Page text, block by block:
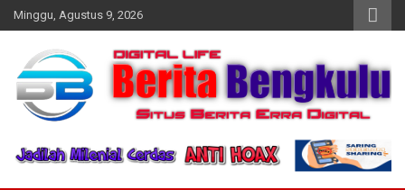
Skip
to
Minggu, Agustus 9, 2026
Beritabengkulu.id